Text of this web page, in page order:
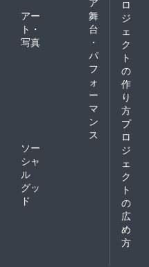
アー
ト・
写真
舞
台
・
パ
フ
ォ
ー
マ
ン
ス
ソー
シャ
ル
グッ
ド
ロ
ジ
ェ
ク
ト
の
作
り
方
プ
ロ
ジ
ェ
ク
ト
の
広
め
方